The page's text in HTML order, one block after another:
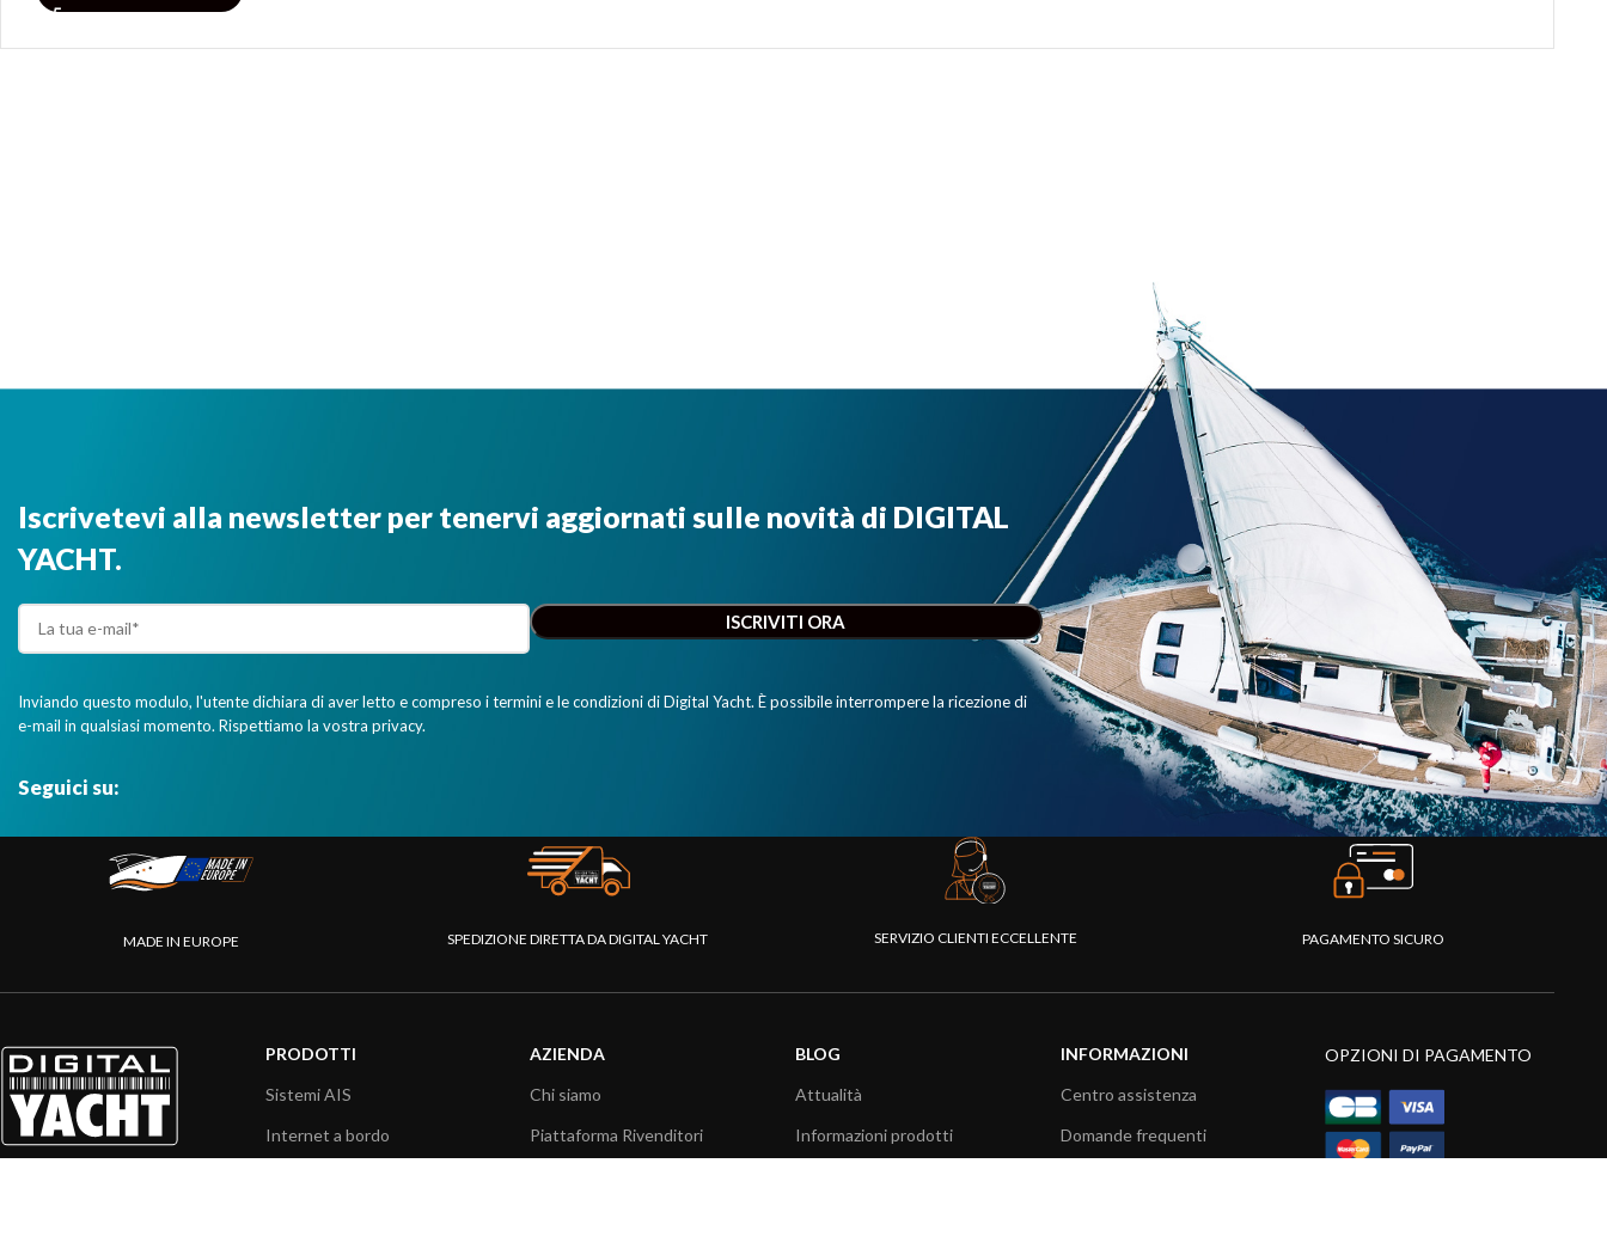
Iscrivetevi alla newsletter per tenervi aggiornati sulle novità di DIGITAL
YACHT.
Inviando questo modulo, l'utente dichiara di aver letto e compreso i termini e le condizioni di Digital Yacht. È possibile interrompere la ricezione di
e-mail in qualsiasi momento. Rispettiamo la vostra privacy.
Seguici su:
MADE IN EUROPE SPEDIZIONE DIRETTA DA DIGITAL YACHT SERVIZIO CLIENTI ECCELLENTE PAGAMENTO SICURO
PRODOTTI
Sistemi AIS
Internet a bordo
AZIENDA
Chi siamo
Piattaforma Rivenditori
BLOG
Attualità
Informazioni prodotti
INFORMAZIONI
Centro assistenza
Domande frequenti
OPZIONI DI PAGAMENTO